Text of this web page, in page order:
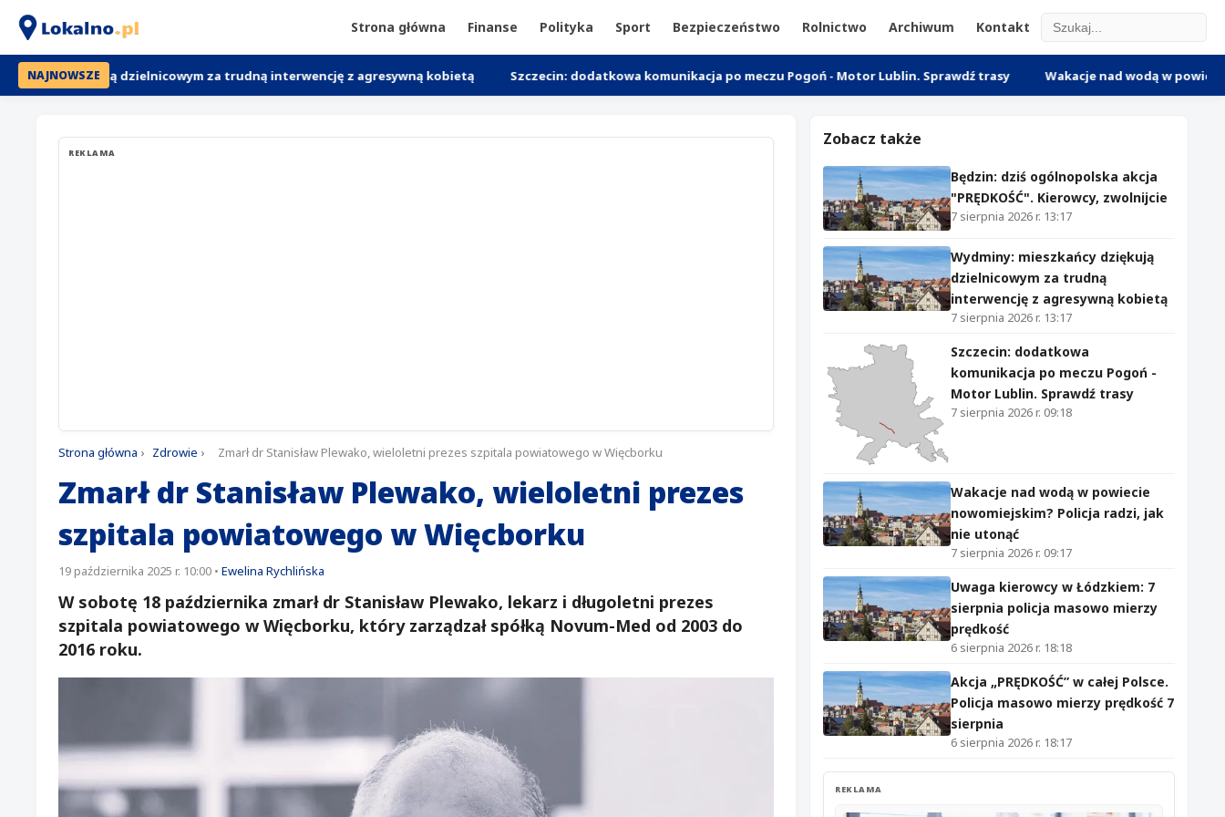
Strona główna Finanse Polityka Sport Bezpieczeństwo Rolnictwo Archiwum Kontakt
NAJNOWSZE
dziękują dzielnicowym za trudną interwencję z agresywną kobietą Szczecin: dodatkowa komunikacja po meczu Pogoń - Motor Lublin. Sprawdź trasy Wakacje nad wodą w powiecie
REKLAMA
Strona główna › Zdrowie › Zmarł dr Stanisław Plewako, wieloletni prezes szpitala powiatowego w Więcborku
Zmarł dr Stanisław Plewako, wieloletni prezes
szpitala powiatowego w Więcborku
19 października 2025 r. 10:00 • Ewelina Rychlińska
W sobotę 18 października zmarł dr Stanisław Plewako, lekarz i długoletni prezes
szpitala powiatowego w Więcborku, który zarządzał spółką Novum-Med od 2003 do
2016 roku.
Zobacz także
Będzin: dziś ogólnopolska akcja
"PRĘDKOŚĆ". Kierowcy, zwolnijcie
7 sierpnia 2026 r. 13:17
Wydminy: mieszkańcy dziękują
dzielnicowym za trudną
interwencję z agresywną kobietą
7 sierpnia 2026 r. 13:17
Szczecin: dodatkowa
komunikacja po meczu Pogoń -
Motor Lublin. Sprawdź trasy
7 sierpnia 2026 r. 09:18
Wakacje nad wodą w powiecie
nowomiejskim? Policja radzi, jak
nie utonąć
7 sierpnia 2026 r. 09:17
Uwaga kierowcy w Łódzkiem: 7
sierpnia policja masowo mierzy
prędkość
6 sierpnia 2026 r. 18:18
Akcja „PRĘDKOŚĆ” w całej Polsce.
Policja masowo mierzy prędkość 7
sierpnia
6 sierpnia 2026 r. 18:17
REKLAMA